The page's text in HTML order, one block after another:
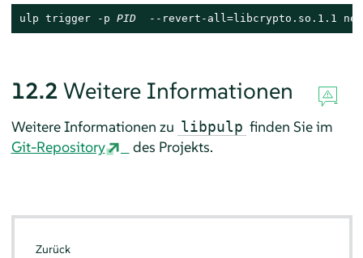
ulp trigger -p PID
--revert-all=libcrypto.so.1.1
12.2 Weitere Informationen
Weitere Informationen zu libpulp finden Sie im
Git-Repository
des Projekts.
Zurück